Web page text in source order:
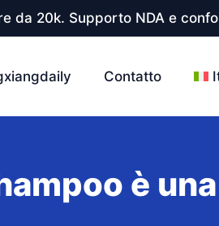
da 20k. Supporto NDA e
Contatto
è